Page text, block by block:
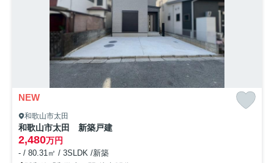
NEW
和歌山市太田
和歌山市太田 新築戸建
2,480万円
- / 80.31㎡ / 3SLDK /新築